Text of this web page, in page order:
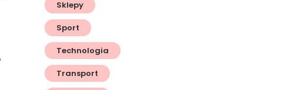
Sklepy
Sport
Technologia
Transport